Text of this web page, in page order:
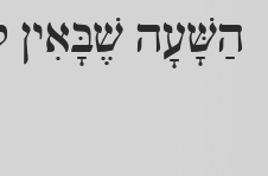
הַשָּׁעָה שֶׁבָּאִין